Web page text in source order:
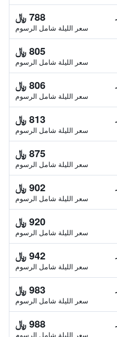
788 ﷼
سعر الليلة شامل الرسوم
805 ﷼
سعر الليلة شامل الرسوم
806 ﷼
سعر الليلة شامل الرسوم
813 ﷼
سعر الليلة شامل الرسوم
875 ﷼
سعر الليلة شامل الرسوم
902 ﷼
سعر الليلة شامل الرسوم
920 ﷼
سعر الليلة شامل الرسوم
942 ﷼
سعر الليلة شامل الرسوم
983 ﷼
سعر الليلة شامل الرسوم
988 ﷼
سعر الليلة شامل الرسوم